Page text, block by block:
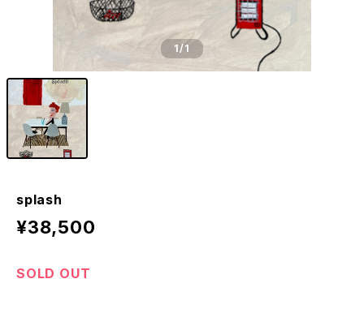
1/1
splash
¥38,500
SOLD OUT